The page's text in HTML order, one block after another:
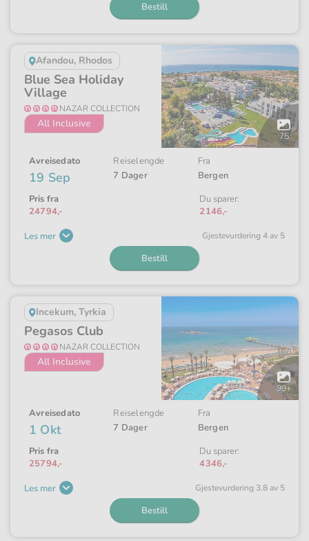
Bestill
Afandou, Rhodos
Blue Sea Holiday
Village
NAZAR COLLECTION
All Inclusive
Åpne
galleriet
75
Avreisedato
19 Sep
Reiselengde
7 Dager
Fra
Bergen
Pris fra
24794,-
Du sparer:
2146,-
Les mer
Gjeste­vurdering 4 av 5
Bestill
Incekum, Tyrkia
Pegasos Club
NAZAR COLLECTION
All Inclusive
Åpne
galleriet
99+
Avreisedato
1 Okt
Reiselengde
7 Dager
Fra
Bergen
Pris fra
25794,-
Du sparer:
4346,-
Les mer
Gjeste­vurdering 3.8 av 5
Bestill